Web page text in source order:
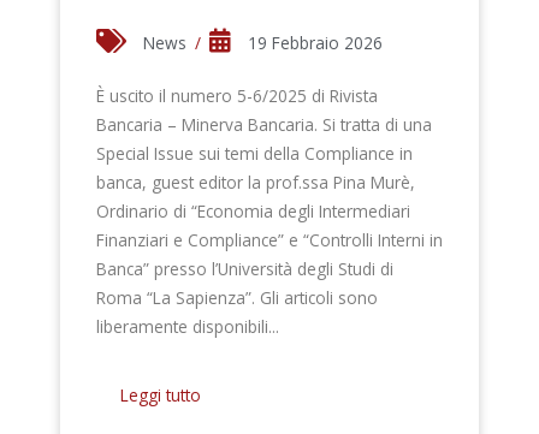
News / 19 Febbraio 2026
È uscito il numero 5-6/2025 di Rivista
Bancaria – Minerva Bancaria. Si tratta di una
Special Issue sui temi della Compliance in
banca, guest editor la prof.ssa Pina Murè,
Ordinario di “Economia degli Intermediari
Finanziari e Compliance” e “Controlli Interni in
Banca” presso l’Università degli Studi di
Roma “La Sapienza”. Gli articoli sono
liberamente disponibili...
Leggi tutto